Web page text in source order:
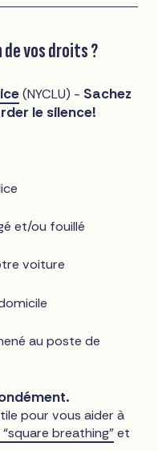
vos droits ?
(NYCLU) - Sachez
le silence!
et/ou fouillé
voiture
au poste de
pour vous aider à
“square breathing”et